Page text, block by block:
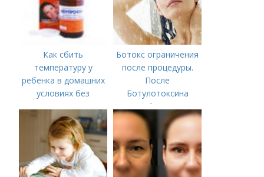
Как сбить
температуру у
ребенка в домашних
условиях без
причины высокой
температуры у
ребенка?
Ботокс ограничения
после процедуры.
После
Ботулотоксина
необходимо